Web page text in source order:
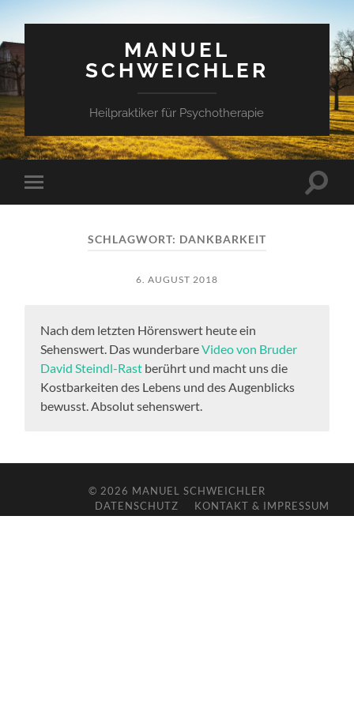
MANUEL
SCHWEICHLER
Heilpraktiker für Psychotherapie
Mobile-
Menü
SCHLAGWORT: DANKBARKEIT
6. AUGUST 2018
Nach dem letzten Hörenswert heute ein
Sehenswert. Das wunderbareVideo von Bruder
David Steindl-Rast berührt und macht uns die
Kostbarkeiten des Lebens und des Augenblicks
bewusst. Absolut sehenswert.
© 2026 MANUEL SCHWEICHLER
KONTAKT & IMPRESSUM
DATENSCHUTZ